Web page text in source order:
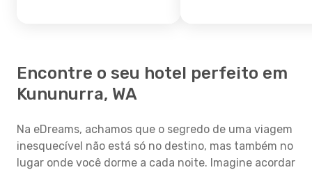
Encontre o seu hotel perfeito em
Kununurra, WA
Na eDreams, achamos que o segredo de uma viagem
inesquecível não está só no destino, mas também no
lugar onde você dorme a cada noite. Imagine acordar